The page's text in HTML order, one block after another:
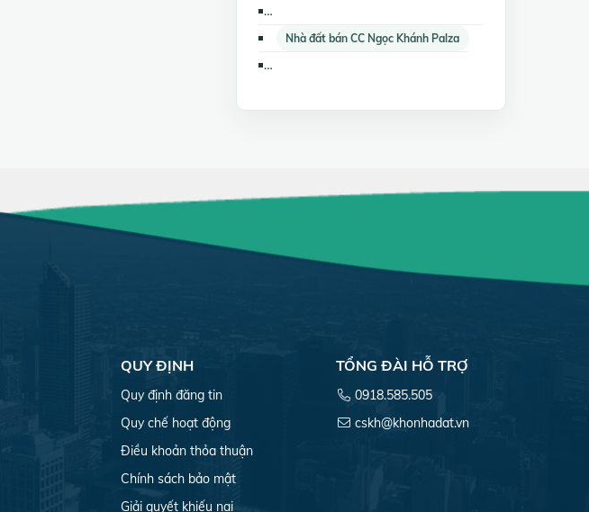
Nhà đất bán CC Ngọc Khánh Palza
QUY ĐỊNH
Quy định đăng tin
Quy chế hoạt động
Điều khoản thỏa thuận
Chính sách bảo mật
Giải quyết khiếu nại
TỔNG ĐÀI HỖ TRỢ
0918.585.505
cskh@khonhadat.vn